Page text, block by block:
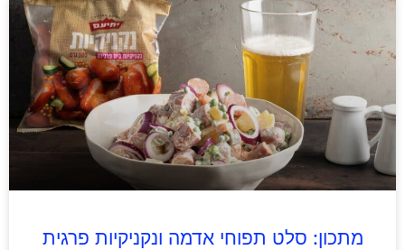
מתכון: סלט תפוחי אדמה ונקניקיות פרגית